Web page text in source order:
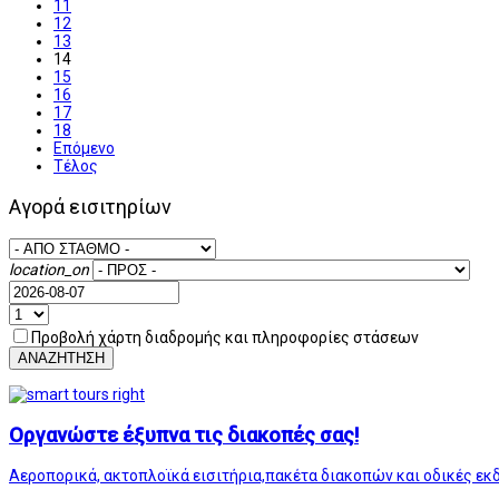
11
12
13
14
15
16
17
18
Επόμενο
Τέλος
Αγορά εισιτηρίων
location_on
Προβολή χάρτη διαδρομής και πληροφορίες στάσεων
ΑΝΑΖΗΤΗΣΗ
Οργανώστε έξυπνα τις διακοπές σας!
Αεροπορικά, ακτοπλοϊκά εισιτήρια,πακέτα διακοπών και οδικές